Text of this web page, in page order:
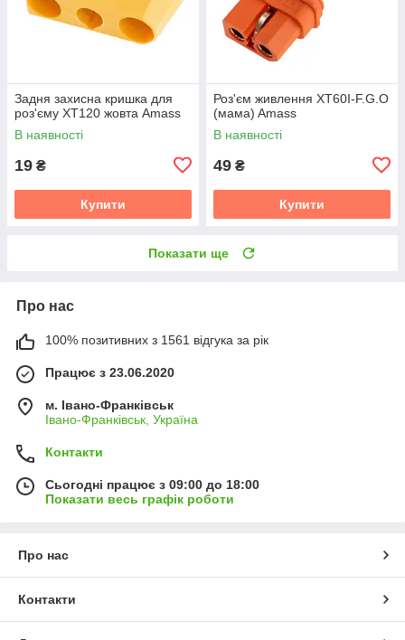
Задня захисна кришка для
роз'єму XT120 жовта Amass
В наявності
19 ₴
Купити
Роз'єм живлення XT60I-F.G.O
(мама) Amass
В наявності
49 ₴
Купити
Показати ще
Про нас
100% позитивних з 1561 відгука за рік
Працює з 23.06.2020
м. Івано-Франківськ
Івано-Франківськ, Україна
Контакти
Сьогодні працює з 09:00 до 18:00
Показати весь графік роботи
Про нас
Контакти